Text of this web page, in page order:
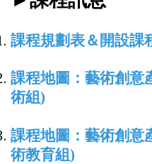
課程規劃表＆開設課
課程地圖：藝術創意
術組)
課程地圖：藝術創意
術教育組)